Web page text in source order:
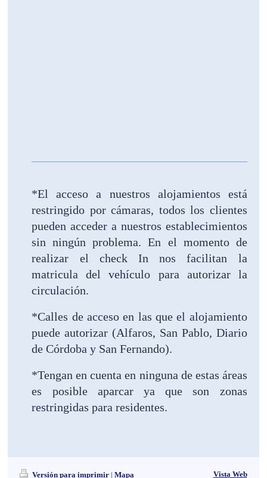
*El acceso a nuestros alojamientos está
restringido por cámaras, todos los clientes
pueden acceder a nuestros establecimientos
sin ningún problema. En el momento de
realizar el check In nos facilitan la
matricula del vehículo para autorizar la
circulación.
*Calles de acceso en las que el alojamiento
puede autorizar (Alfaros, San Pablo, Diario
de Córdoba y San Fernando).
*Tengan en cuenta en ninguna de estas áreas
es posible aparcar ya que son zonas
restringidas para residentes.
Versión para imprimir | Mapa Vista Web